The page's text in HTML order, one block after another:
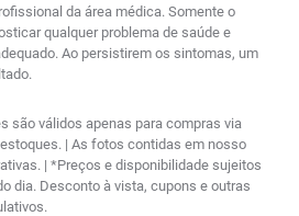
da área médica. Somente o
qualquer problema de saúde e
Ao persistirem os sintomas, um
são válidos apenas para compras via
| As fotos contidas em nosso
| *Preços e disponibilidade sujeitos
dia. Desconto à vista, cupons e outras